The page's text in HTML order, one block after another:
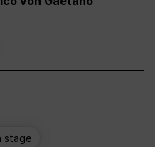
stage